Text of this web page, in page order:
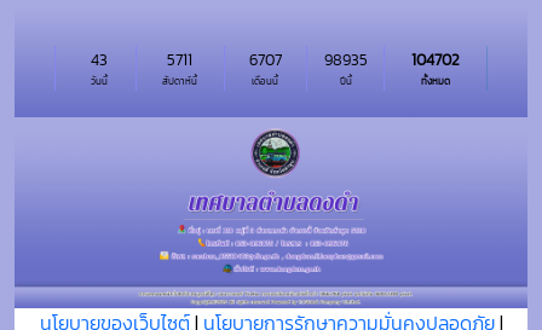
วันนี้
43
สัปดาห์นี้
5711
เดือนนี้
6707
ปีนี้
98935
ทั้งหมด
104702
นโยบายของเว็บไซต์| นโยบายการรักษาความมั่นคงปลอดภัย|